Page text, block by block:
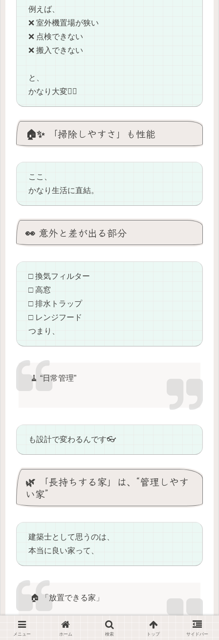
例えば、
❌ 室外機置場が狭い
❌ 点検できない
❌ 搬入できない
と、
かなり大変😵‍💫
🏠✨ 「掃除しやすさ」も性能
ここ、
かなり生活に直結。
👀 意外と差が出る部分
□ 換気フィルター
□ 高窓
□ 排水トラップ
□ レンジフード
つまり、
🧹 “日常管理”
も設計で変わるんです👓
🌿 「長持ちする家」は、“管理しやす
い家”
建築士として思うのは、
本当に良い家って、
🏠 「放置できる家」
メニュー ホーム 検索 トップ サイドバー